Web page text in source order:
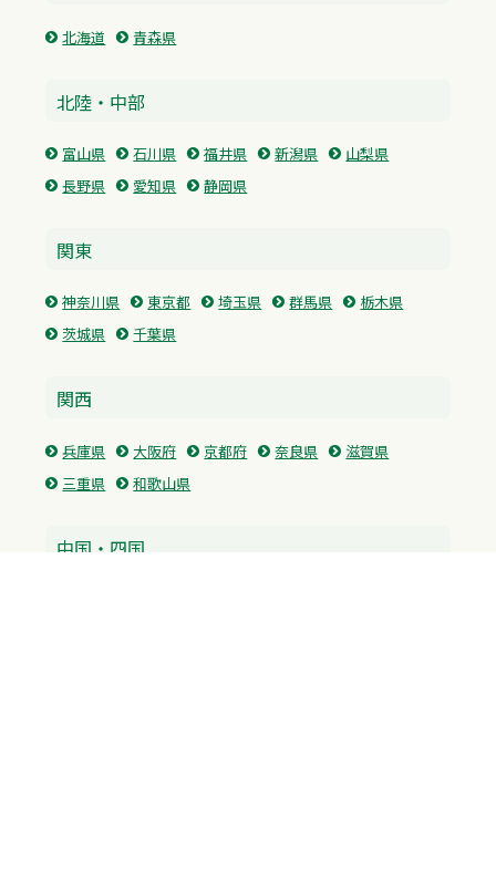
北海道 青森県
北陸・中部
富山県 石川県 福井県 新潟県
山梨県
長野県
愛知県 静岡県
関東
神奈川県 東京都 埼玉県 群馬県
栃木県
茨城県
千葉県
関西
兵庫県 大阪府 京都府 奈良県
滋賀県
三重県
和歌山県
中国・四国